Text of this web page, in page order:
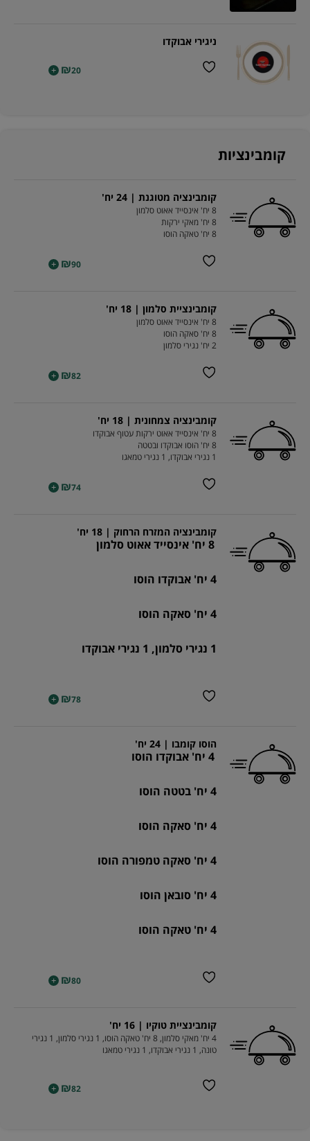
ניגירי אבוקדו
₪20
+
קומבינציות
קומבינציה מטוגנת | 24 יח'
8 יח' אינסייד אאוט סלמון
8 יח' מאקי ירקות
8 יח' טאקה הוסו
₪90
+
קומבינציית סלמון | 18 יח'
8 יח' אינסייד אאוט סלמון
8 יח' סאקה הוסו
2 יח' נגירי סלמון
₪82
+
קומבינציה צמחונית | 18 יח'
8 יח' אינסייד אאוט ירקות עטוף אבוקדו
8 יח' הוסו אבוקדו ובטטה
1 נגירי אבוקדו, 1 נגירי טמאגו
₪74
+
קומבינציה המזרח הרחוק | 18 יח'
8 יח' אינסייד אאוט סלמון
4 יח' אבוקדו הוסו
4 יח' סאקה הוסו
1 נגירי סלמון, 1 נגירי אבוקדו
₪78
+
הוסו קומבו | 24 יח'
4 יח' אבוקדו הוסו
4 יח' בטטה הוסו
4 יח' סאקה הוסו
4 יח' סאקה טמפורה הוסו
4 יח' סובאן הוסו
4 יח' טאקה הוסו
₪80
+
קומבינציית טוקיו | 16 יח'
4 יח' מאקי סלמון, 8 יח' טאקה הוסו, 1 נגירי סלמון, 1 נגירי
טונה, 1 נגירי אבוקדו, 1 נגירי טמאגו
₪82
+